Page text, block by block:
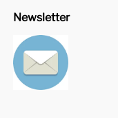
Newsletter